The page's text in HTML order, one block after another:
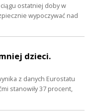
ostatniej doby w
wypoczywać nad
dzieci.
z danych Eurostatu
stanowiły 37 procent,